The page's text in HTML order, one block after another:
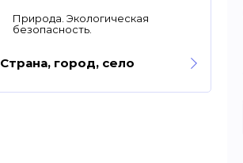
Природа. Экологическая
безопасность.
Страна, город, село